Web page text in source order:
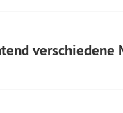
verschiedene